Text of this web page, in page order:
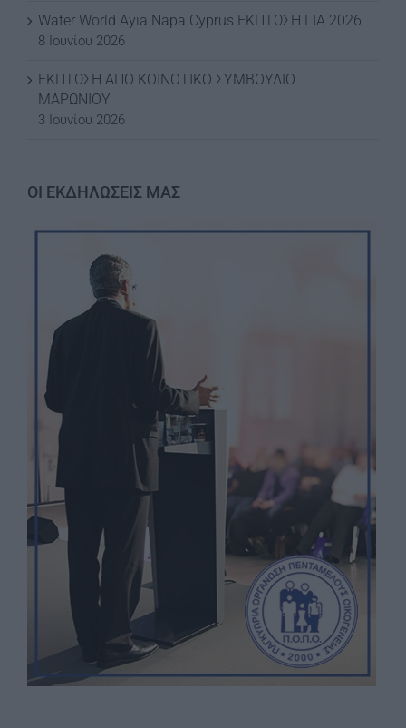
Water World Ayia Napa Cyprus ΕΚΠΤΩΣΗ ΓΙΑ 2026
8 Ιουνίου 2026
ΕΚΠΤΩΣΗ ΑΠΟ ΚΟΙΝΟΤΙΚΟ ΣΥΜΒΟΥΛΙΟ
ΜΑΡΩΝΙΟΥ
3 Ιουνίου 2026
ΟΙ ΕΚΔΗΛΩΣΕΙΣ ΜΑΣ